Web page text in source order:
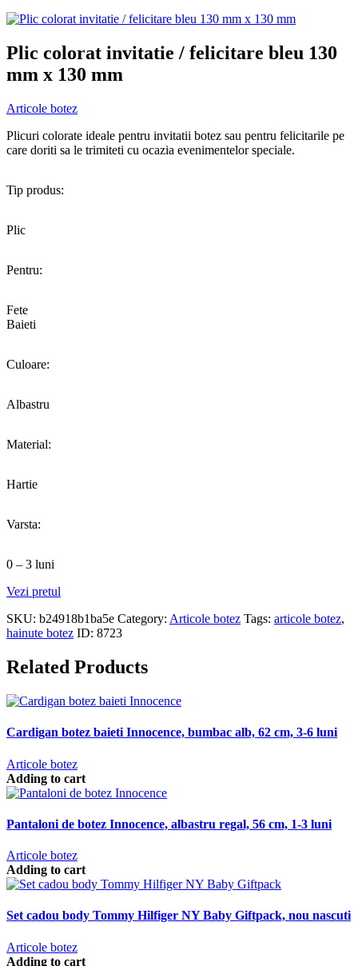
Plic colorat invitatie / felicitare bleu 130
mm x 130 mm
Articole botez
Plicuri colorate ideale pentru invitatii botez sau pentru felicitarile pe
care doriti sa le trimiteti cu ocazia evenimentelor speciale.
Tip produs:
Plic
Pentru:
Fete
Baieti
Culoare:
Albastru
Material:
Hartie
Varsta:
0 – 3 luni
Vezi pretul
SKU: b24918b1ba5e Category: Articole botez Tags: articole botez,
hainute botez ID: 8723
Related Products
Cardigan botez baieti Innocence, bumbac alb, 62 cm, 3-6 luni
Articole botez
Adding to cart
Pantaloni de botez Innocence, albastru regal, 56 cm, 1-3 luni
Articole botez
Adding to cart
Set cadou body Tommy Hilfiger NY Baby Giftpack, nou nascuti
Articole botez
Adding to cart